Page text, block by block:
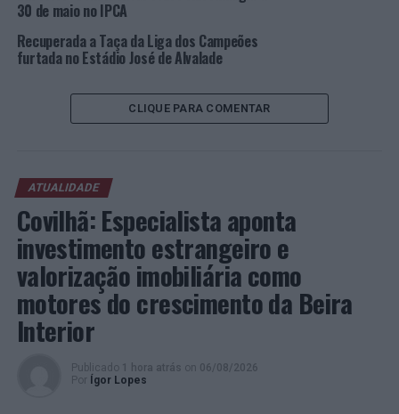
do recinto
de jogo
Visivelmente feliz estava o presidente da Junta, José
Batista, que agradeceu à população de Fragoso e
que muitos esperaram e poucos acreditaram é hoje uma
realidade. Quando uma instituição com quase seis
décadas se mantém resiliente, ativa, viva e com
capacidade de lutar então a concretização desse sonho
merece ser celebrado”. O autarca local não poupou nos
agradecimentos: “Muito obrigado ao Sr. Presidente e ao
seu Executivo; os senhores vão também ficar na história
do Clube Desportivo de Fragoso, pois foi a Câmara,
o nosso bem-haja e eterna gratidão. Isto não é uma
30 de maio no IPCA
Recuperada a Taça da Liga dos Campeões
furtada no Estádio José de Alvalade
CLIQUE PARA COMENTAR
ATUALIDADE
Covilhã: Especialista aponta
investimento estrangeiro e
valorização imobiliária como
motores do crescimento da Beira
Interior
Publicado 1 hora atrás on 06/08/2026
Por
Ígor Lopes